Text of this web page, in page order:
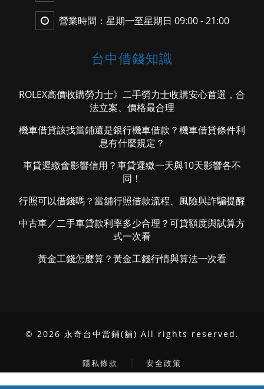
營業時間：星期一至星期日 09:00 - 21:00
台中借錢知識
ROLEX高價收購勞力士》二手勞力士收購安心首選，合
法立案、價格最合理
機車借貸該找當鋪還是銀行機車借款？機車借貸條件利
息有什麼規定？
車貸遲繳會影響信用？車貸遲繳一天與10天影響各不
同！
行照可以借錢嗎？當舖行照借款流程、風險與詐騙提醒
中古車／二手車貸款利率多少合理？可貸額度與試算方
式一次看
黃金工錢怎麼算？黃金工錢行情與算法一次看
© 2026 永奇台中當鋪(舖) All rights reserved.
隱私條款 安全政策